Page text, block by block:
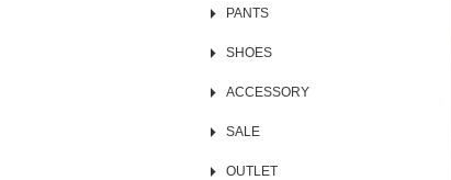
PANTS
SHOES
ACCESSORY
SALE
OUTLET